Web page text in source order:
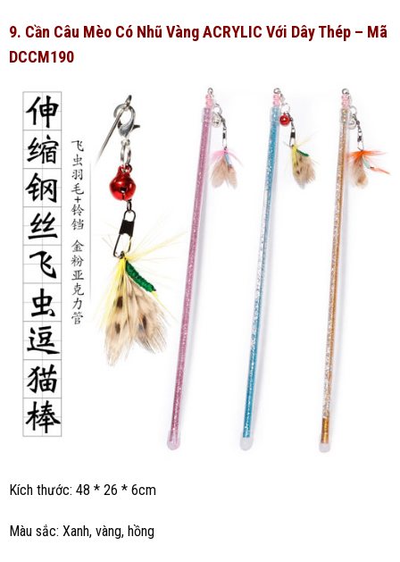
9. Cần Câu Mèo Có Nhũ Vàng ACRYLIC Với Dây Thép – Mã
DCCM190
Kích thước: 48 * 26 * 6cm
Màu sắc: Xanh, vàng, hồng